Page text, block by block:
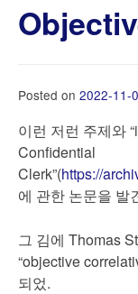
Posted on 2022-11-
이런 저런 주제와
Confidential
Clerk”(https://
에 관한 논문을 발
그 김에 Thomas
“objective
되었.